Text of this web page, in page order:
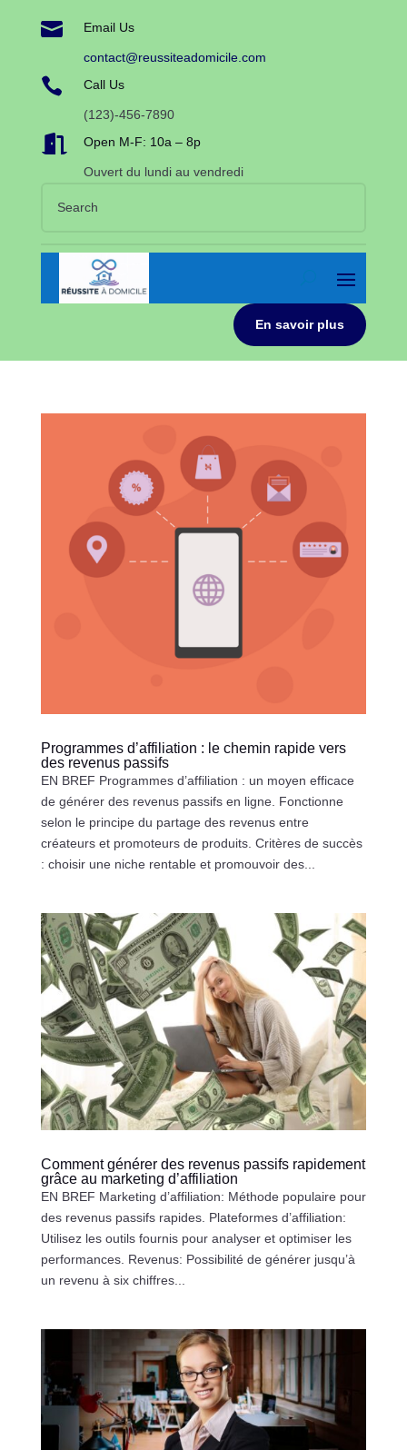
 Email Us
contact@reussiteadomicile.com
 Call Us
(123)-456-7890
 Open M-F: 10a – 8p
Ouvert du lundi au vendredi
En savoir plus
Programmes d’affiliation : le chemin rapide vers
des revenus passifs
EN BREF Programmes d’affiliation : un moyen efficace
de générer des revenus passifs en ligne. Fonctionne
selon le principe du partage des revenus entre
créateurs et promoteurs de produits. Critères de succès
: choisir une niche rentable et promouvoir des...
Comment générer des revenus passifs rapidement
grâce au marketing d’affiliation
EN BREF Marketing d’affiliation: Méthode populaire pour
des revenus passifs rapides. Plateformes d’affiliation:
Utilisez les outils fournis pour analyser et optimiser les
performances. Revenus: Possibilité de générer jusqu’à
un revenu à six chiffres...